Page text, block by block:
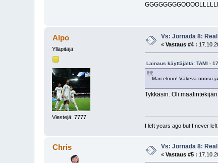
Alpo
Ylläpitäjä
Viestejä: 7777
Vs: Jornada 8:
«Vastaus #4 :
Lainaus käyttäjältä: TAMI -
Marcelooo! Väkevä nousu
Tykkäsin. Oli
I left years ago but I never
Chris Vs: Jornada 8:
«Vastaus #5 :